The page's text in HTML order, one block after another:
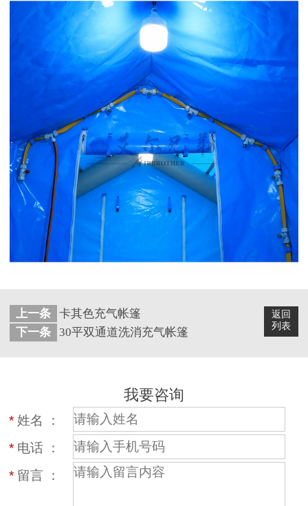
返回
列表
上一条
卡其色充气帐篷
下一条
30平双通道洗消充气帐篷
我要咨询
*姓名 ：
* 电话 ：
* 留言 ：